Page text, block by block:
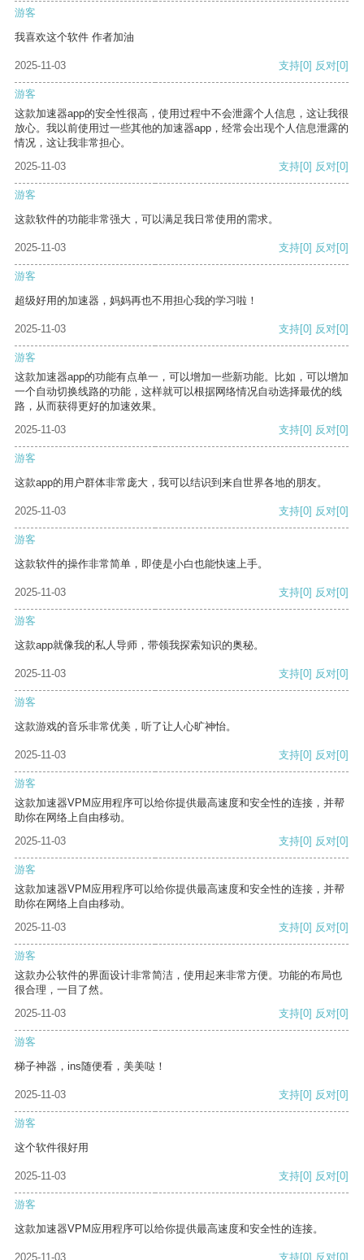
游客
我喜欢这个软件 作者加油
2025-11-03 支持[0] 反对[0]
游客
这款加速器app的安全性很高，使用过程中不会泄露个人信息，这让我很
放心。我以前使用过一些其他的加速器app，经常会出现个人信息泄露的
情况，这让我非常担心。
2025-11-03
支持[0] 反对[0]
游客
这款软件的功能非常强大，可以满足我日常使用的需求。
2025-11-03 支持[0] 反对[0]
游客
超级好用的加速器，妈妈再也不用担心我的学习啦！
2025-11-03 支持[0] 反对[0]
游客
这款加速器app的功能有点单一，可以增加一些新功能。比如，可以增加
一个自动切换线路的功能，这样就可以根据网络情况自动选择最优的线
路，从而获得更好的加速效果。
2025-11-03
支持[0] 反对[0]
游客
这款app的用户群体非常庞大，我可以结识到来自世界各地的朋友。
2025-11-03 支持[0] 反对[0]
游客
这款软件的操作非常简单，即使是小白也能快速上手。
2025-11-03 支持[0] 反对[0]
游客
这款app就像我的私人导师，带领我探索知识的奥秘。
2025-11-03 支持[0] 反对[0]
游客
这款游戏的音乐非常优美，听了让人心旷神怡。
2025-11-03 支持[0] 反对[0]
游客
这款加速器VPM应用程序可以给你提供最高速度和安全性的连接，并帮
助你在网络上自由移动。
2025-11-03
支持[0] 反对[0]
游客
这款加速器VPM应用程序可以给你提供最高速度和安全性的连接，并帮
助你在网络上自由移动。
2025-11-03
支持[0] 反对[0]
游客
这款办公软件的界面设计非常简洁，使用起来非常方便。功能的布局也
很合理，一目了然。
2025-11-03
支持[0] 反对[0]
游客
梯子神器，ins随便看，美美哒！
2025-11-03 支持[0] 反对[0]
游客
这个软件很好用
2025-11-03 支持[0] 反对[0]
游客
这款加速器VPM应用程序可以给你提供最高速度和安全性的连接。
2025-11-03 支持[0] 反对[0]